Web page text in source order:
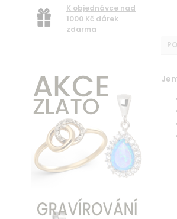
K objednávce nad
1000 Kč dárek
zdarma